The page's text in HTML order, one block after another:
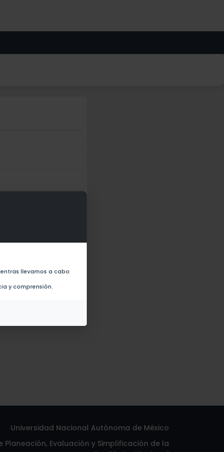
llevamos a cabo
y comprensión.
(1997)
Universidad Nacional Autónoma de México
Planeación, Evaluación y Simplificación de la